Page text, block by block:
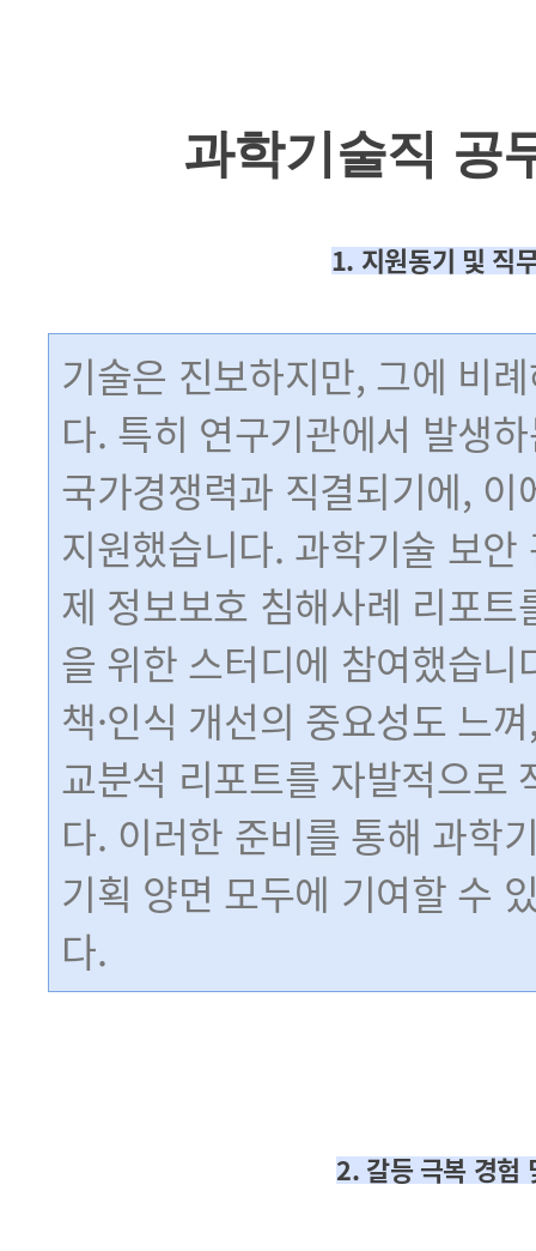
과학기술직 공
1. 지원동기 및 직
기술은 진보하지만, 그에 비
다. 특히 연구기관에서 발생
국가경쟁력과 직결되기에,
지원했습니다. 과학기술 보
제 정보보호 침해사례 리포
을 위한 스터디에 참여했습
책·인식 개선의 중요성도 느
교분석 리포트를 자발적으로
다. 이러한 준비를 통해 과학
기획 양면 모두에 기여할 수
다.
2. 갈등 극복 경험